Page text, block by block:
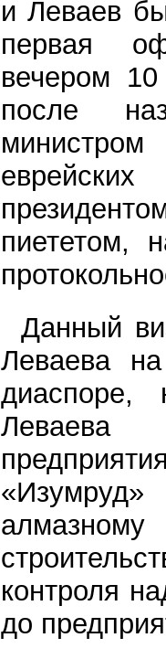
и Леваев
первая
вечером
после
пиететом,
Данный
Леваева
диаспоре,
Леваева
контроля
до